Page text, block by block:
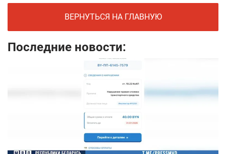
ВЕРНУТЬСЯ НА ГЛАВНУЮ
Последние новости: